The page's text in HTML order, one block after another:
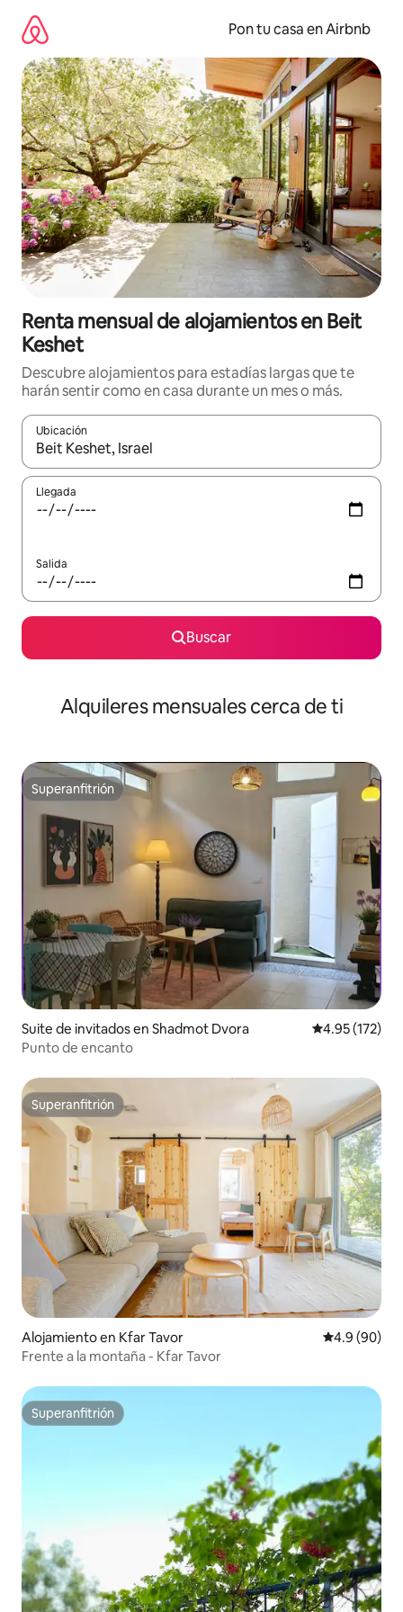
contenido
Pon tu casa en Airbnb
Renta mensual de alojamientos en Beit
Keshet
Descubre alojamientos para estadías largas que te
harán sentir como en casa durante un mes o más.
Ubicación
Cuando los resultados estén disponibles, navega con las
Llegada
Salida
Buscar
Alquileres mensuales cerca de ti
Superanfitrión
Superanfitrión
Suite de invitados en Shadmot Dvora Calificación
4.95 (172)
Punto de encanto
Superanfitrión
Superanfitrión
Alojamiento en Kfar Tavor Calificación
4.9 (90)
Frente a la montaña - Kfar Tavor
Superanfitrión
Superanfitrión